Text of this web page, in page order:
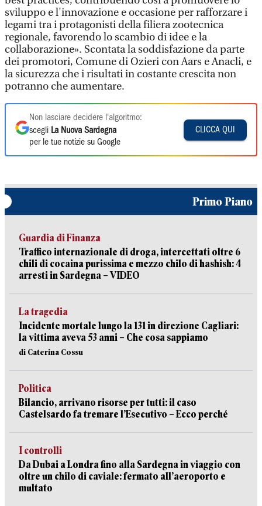
sviluppo e l'innovazione e occasione per rafforzare i
legami tra i protagonisti della filiera zootecnica
regionale, favorendo lo scambio di idee e la
collaborazione». Scontata la soddisfazione da parte
dei promotori, Comune di Ozieri con Aars e Anacli, e
la sicurezza che i risultati in costante crescita non
potranno che aumentare.
Non lasciare decidere l'algoritmo:
scegli La Nuova Sardegna
per le tue notizie su Google
CLICCA QUI
Primo Piano
Guardia di Finanza
Traffico internazionale di droga, intercettati oltre 6
chili di cocaina purissima e mezzo chilo di hashish: 4
arresti in Sardegna – VIDEO
La tragedia
Incidente mortale lungo la 131 in direzione Cagliari:
la vittima aveva 53 anni – Che cosa sappiamo
di Caterina Cossu
Politica
Bilancio, arrivano risorse per tutti: il caso
Castelsardo fa tremare l’Esecutivo – Ecco perché
I controlli
Da Dubai a Londra fino alla Sardegna in viaggio con
oltre un chilo di caviale: fermato all’aeroporto e
multato